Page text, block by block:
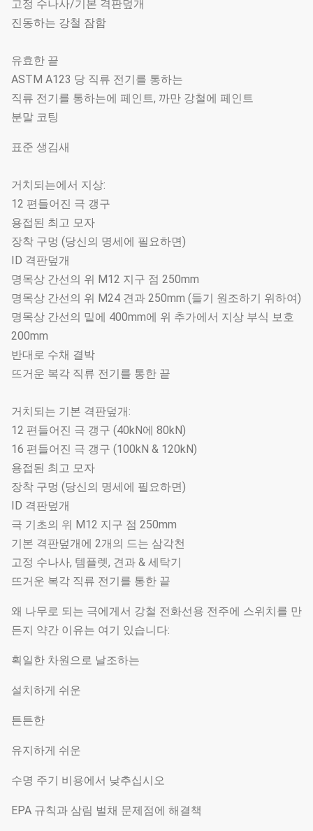
고정 수나사/기본 격판덮개
진동하는 강철 잠함
유효한 끝
ASTM A123 당 직류 전기를 통하는
직류 전기를 통하는에 페인트, 까만 강철에 페인트
분말 코팅
표준 생김새
거치되는에서 지상:
12 편들어진 극 갱구
용접된 최고 모자
장착 구멍 (당신의 명세에 필요하면)
ID 격판덮개
명목상 간선의 위 M12 지구 점 250mm
명목상 간선의 위 M24 견과 250mm (들기 원조하기 위하여)
명목상 간선의 밑에 400mm에 위 추가에서 지상 부식 보호
200mm
반대로 수채 결박
뜨거운 복각 직류 전기를 통한 끝
거치되는 기본 격판덮개:
12 편들어진 극 갱구 (40kN에 80kN)
16 편들어진 극 갱구 (100kN & 120kN)
용접된 최고 모자
장착 구멍 (당신의 명세에 필요하면)
ID 격판덮개
극 기초의 위 M12 지구 점 250mm
기본 격판덮개에 2개의 드는 삼각천
고정 수나사, 템플렛, 견과 & 세탁기
뜨거운 복각 직류 전기를 통한 끝
왜 나무로 되는 극에게서 강철 전화선용 전주에 스위치를 만
든지 약간 이유는 여기 있습니다:
획일한 차원으로 날조하는
설치하게 쉬운
튼튼한
유지하게 쉬운
수명 주기 비용에서 낮추십시오
EPA 규칙과 삼림 벌채 문제점에 해결책